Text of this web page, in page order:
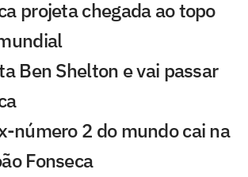
projeta chegada ao topo
Ben Shelton e vai passar
número 2 do mundo cai na
Fonseca